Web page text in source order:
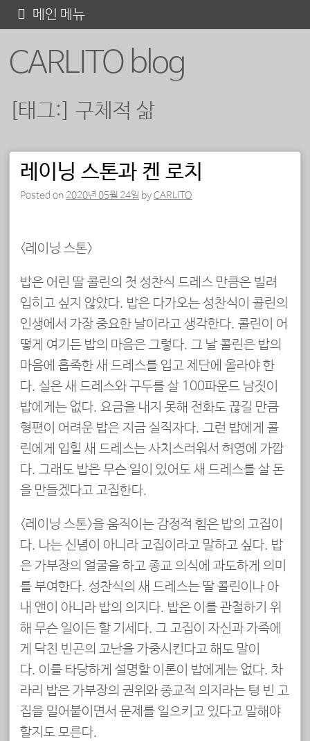
CARLITO blog
메인 메뉴
텐
[태그:] 구체적 삶
포스트 내비게이션
레이닝 스톤과 켄 로치
Posted on 2020년 05월 24일 byCARLITO
<레이닝 스톤>
밥은 어린 딸 콜린의 첫 성찬식 드레스 만큼은 빌려
입히고 싶지 않았다. 밥은 다가오는 성찬식이 콜린의
인생에서 가장 중요한 날이라고 생각한다. 콜린이 어
떻게 여기든 밥의 마음은 그렇다. 그 날 콜린은 밥의
마음에 흡족한 새 드레스를 입고 제단에 올라야 한
다. 실은 새 드레스와 구두를 살 100파운드 남짓이
밥에게는 없다. 요금을 내지 못해 전화도 끊길 만큼
형편이 어려운 밥은 지금 실직자다. 그런 밥에게 콜
린에게 입힐 새 드레스는 사치스러워서 허영에 가깝
다. 그래도 밥은 무슨 일이 있어도 새 드레스를 살 돈
을 만들겠다고 고집한다.
<레이닝 스톤>을 움직이는 감정적 힘은 밥의 고집이
다. 나는 신념이 아니라 고집이라고 말하고 싶다. 밥
은 가부장의 얼굴을 하고 종교 의식에 과도하게 의미
를 부여한다. 성찬식의 새 드레스는 딸 콜린이나 아
내 앤이 아니라 밥의 의지다. 밥은 이를 관철하기 위
해 무슨 일이든 할 기세다. 그 고집이 자신과 가족에
게 닥친 빈곤의 고난을 가중시킨다고 해도 말이
다. 이를 타당하게 설명할 이론이 밥에게는 없다. 차
라리 밥은 가부장의 권위와 종교적 의지라는 텅 빈 고
집을 밀어붙이면서 문제를 일으키고 있다고 말해야
할지도 모른다.